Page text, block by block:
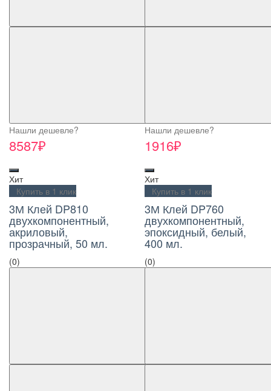
Нашли дешевле?
8587₽
Нашли дешевле?
1916₽
Хит
Купить в 1 клик
3М Клей DP810
двухкомпонентный,
акриловый,
прозрачный, 50 мл.
(0)
Хит
Купить в 1 клик
3М Клей DP760
двухкомпонентный,
эпоксидный, белый,
400 мл.
(0)